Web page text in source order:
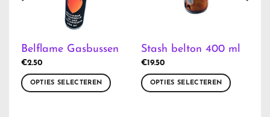
Belflame Gasbussen
€2.50
OPTIES SELECTEREN
Stash belton 400 ml
€19.50
OPTIES SELECTEREN